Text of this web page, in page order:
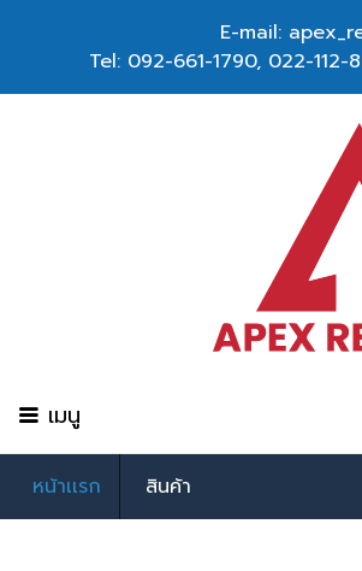
E-mail:
Tel: 092-661-1790, 022-112-
เมนู
หน้าเเรก สินค้า